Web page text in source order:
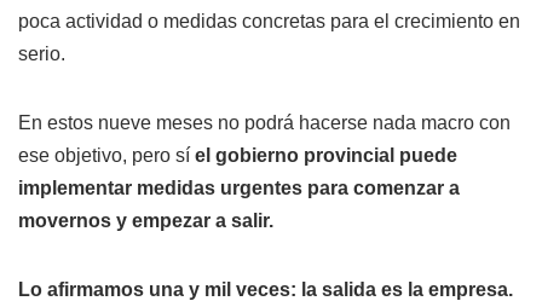
poca actividad o medidas concretas para el crecimiento en
serio.
En estos nueve meses no podrá hacerse nada macro con
ese objetivo, pero sí el gobierno provincial puede
implementar medidas urgentes para comenzar a
movernos y empezar a salir.
Lo afirmamos una y mil veces: la salida es la empresa.